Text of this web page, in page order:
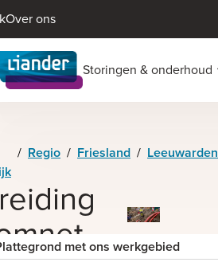
Over ons
Storingen & onderhoud
/ Regio / Friesland / Leeuwarden
met ons werkgebied